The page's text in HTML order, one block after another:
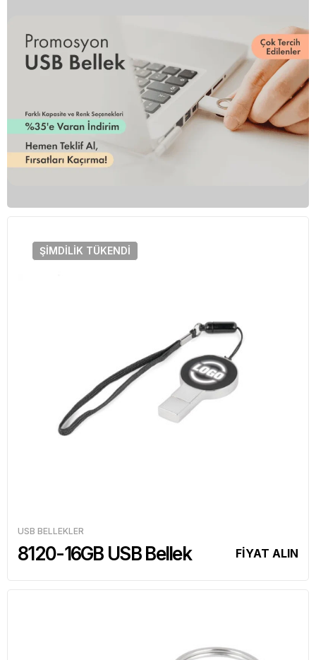
ŞIMDILIK TÜKENDI
USB BELLEKLER
8120-16GB USB Bellek FİYAT ALIN